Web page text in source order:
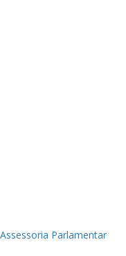
Parlamentar